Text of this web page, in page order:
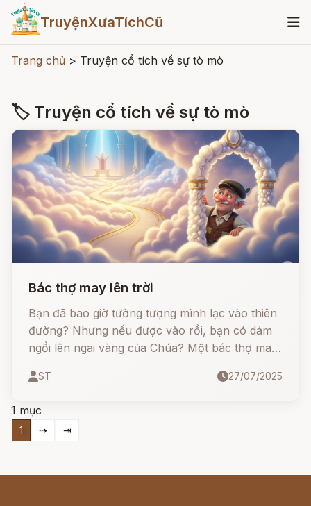
TruyệnXưaTíchCũ
Trang chủ > Truyện cổ tích về sự tò mò
🏷 Truyện cổ tích về sự tò mò
Bác thợ may lên trời
Bạn đã bao giờ tưởng tượng mình lạc vào thiên
đường? Nhưng nếu được vào rồi, bạn có dám
ngồi lên ngai vàng của Chúa? Một bác thợ may
khiến ai cũng bật cười!
ST 27/07/2025
1 mục
1 ⇢ ⇥